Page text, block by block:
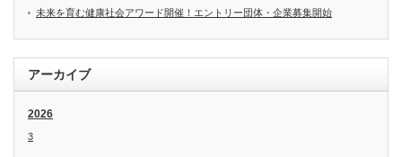
未来を育む健康社会アワード開催！エントリー団体・企業募集開始
アーカイブ
2026
3